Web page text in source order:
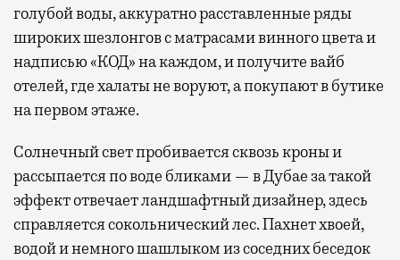
голубой воды, аккуратно расставленные ряды
широких шезлонгов с матрасами винного цвета и
надписью «КОД» на каждом, и получите вайб
отелей, где халаты не воруют, а покупают в бутике
на первом этаже.
Солнечный свет пробивается сквозь кроны и
рассыпается по воде бликами — в Дубае за такой
эффект отвечает ландшафтный дизайнер, здесь
справляется сокольнический лес. Пахнет хвоей,
водой и немного шашлыком из соседних беседок